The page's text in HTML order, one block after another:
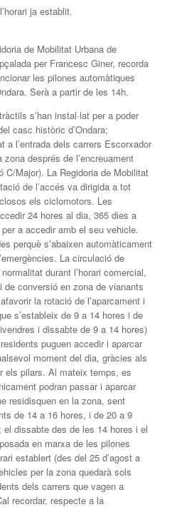
ja establit.
de Mobilitat Urbana de
per Francesc Giner, recorda
les pilones automàtiques
Serà a partir de les 14h.
s’han instal·lat per a poder
casc històric d’Ondara;
a l’entrada dels carrers Escorxador
després de l’encreuament
C/Major). La Regidoria de Mobilitat
de l’accés va dirigida a tot
els ciclomotors. Les
24 hores al dia, 365 dies a
a accedir amb el seu vehicle.
perquè s’abaixen automàticament
La circulació de
durant l’horari comercial,
de conversió en zona de vianants
la rotació de l’aparcament i
s’estableix de 9 a 14 hores i de
i dissabte de 9 a 14 hores)
puguen accedir i aparcar
moment del dia, gràcies als
els pilars. Al mateix temps, es
podran passar i aparcar
residisquen en la zona, sent
de 14 a 16 hores, i de 20 a 9
dissabte des de les 14 hores i el
en marxa de les pilones
establert (des del 25 d’agost a
per la zona quedarà sols
dels carrers que vagen a
recordar, respecte a la